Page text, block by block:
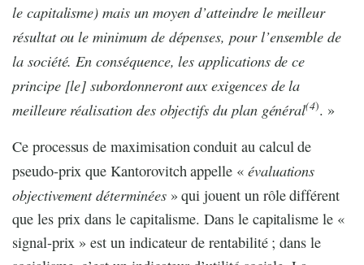
le capitalisme) mais un moyen d’atteindre le meilleur
résultat ou le minimum de dépenses, pour l’ensemble de
la société. En conséquence, les applications de ce
principe [le] subordonneront aux exigences de la
meilleure réalisation des objectifs du plan général(4). »
Ce processus de maximisation conduit au calcul de
pseudo-prix que Kantorovitch appelle « évaluations
objectivement déterminées» qui jouent un rôle différent
que les prix dans le capitalisme. Dans le capitalisme le «
signal-prix » est un indicateur de rentabilité ; dans le